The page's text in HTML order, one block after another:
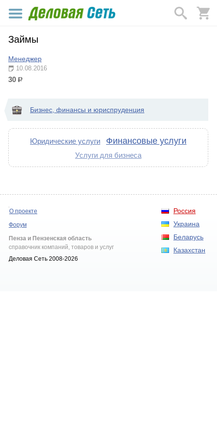
Займы
Менеджер
10.08.2016
30 р.
Бизнес, финансы и юриспруденция
Юридические услуги Финансовые услуги
Услуги для бизнеса
Россия
Украина
Беларусь
Казахстан
О проекте
Форум
Пенза и Пензенская область
справочник компаний, товаров и услуг
Деловая Сеть 2008-2026